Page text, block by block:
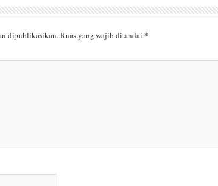
dipublikasikan.Ruas yang wajib ditandai *